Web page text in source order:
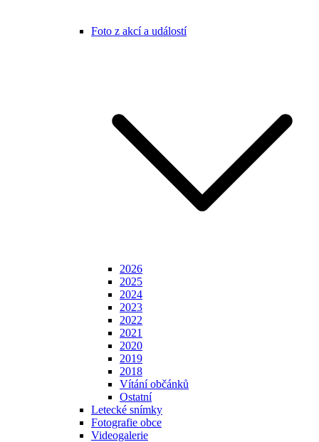
Foto z akcí a událostí
2026
2025
2024
2023
2022
2021
2020
2019
2018
Vítání občánků
Ostatní
Letecké snímky
Fotografie obce
Videogalerie